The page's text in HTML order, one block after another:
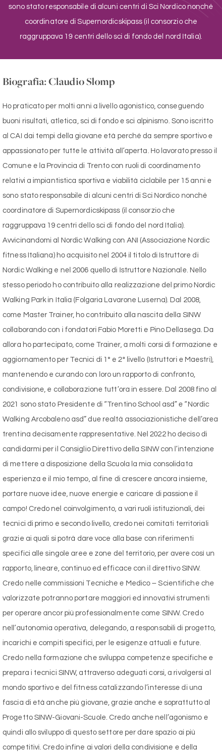
sono stato responsabile di alcuni centri di Sci Nordico nonché
coordinatore di Supernordicskipass (il consorzio che
raggruppava 19 centri dello sci di fondo del nord Italia).
Biografia: Claudio Slomp
Ho praticato per molti anni a livello agonistico, conseguendo
buoni risultati, atletica, sci di fondo e sci alpinismo. Sono iscritto
al CAI dai tempi della giovane età perché da sempre sportivo e
appassionato per tutte le attività all’aperta. Ho lavorato presso il
Comune e la Provincia di Trento con ruoli di coordinamento
relativi a impiantistica sportiva e viabilità ciclabile per 15 anni e
sono stato responsabile di alcuni centri di Sci Nordico nonché
coordinatore di Supernordicskipass (il consorzio che
raggruppava 19 centri dello sci di fondo del nord Italia).
Avvicinandomi al Nordic Walking con ANI (Associazione Nordic
fitness Italiana) ho acquisito nel 2004 il titolo di Istruttore di
Nordic Walking e nel 2006 quello di Istruttore Nazionale. Nello
stesso periodo ho contribuito alla realizzazione del primo Nordic
Walking Park in Italia (Folgaria Lavarone Luserna). Dal 2008,
come Master Trainer, ho contribuito alla nascita della SINW
collaborando con i fondatori Fabio Moretti e Pino Dellasega. Da
allora ho partecipato, come Trainer, a molti corsi di formazione e
aggiornamento per Tecnici di 1° e 2° livello (Istruttori e Maestri),
mantenendo e curando con loro un rapporto di confronto,
condivisione, e collaborazione tutt’ora in essere. Dal 2008 fino al
2021 sono stato Presidente di “Trentino School asd” e “Nordic
Walking Arcobaleno asd” due realtà associazionistiche dell’area
trentina decisamente rappresentative. Nel 2022 ho deciso di
candidarmi per il Consiglio Direttivo della SINW con l’intenzione
di mettere a disposizione della Scuola la mia consolidata
esperienza e il mio tempo, al fine di crescere ancora insieme,
portare nuove idee, nuove energie e caricare di passione il
campo! Credo nel coinvolgimento, a vari ruoli istituzionali, dei
tecnici di primo e secondo livello, credo nei comitati territoriali
grazie ai quali si potrà dare voce alla base con riferimenti
specifici alle singole aree e zone del territorio, per avere così un
rapporto, lineare, continuo ed efficace con il direttivo SINW.
Credo nelle commissioni Tecniche e Medico – Scientifiche che
valorizzate potranno portare maggiori ed innovativi strumenti
per operare ancor più professionalmente come SINW. Credo
nell’autonomia operativa, delegando, a responsabili di progetto,
incarichi e compiti specifici, per le esigenze attuali e future.
Credo nella formazione che sviluppa competenze specifiche e
prepara i tecnici SINW, attraverso adeguati corsi, a rivolgersi al
mondo sportivo e del fitness catalizzando l’interesse di una
fascia di età anche più giovane, grazie anche e soprattutto al
Progetto SINW-Giovani-Scuole. Credo anche nell’agonismo e
quindi allo sviluppo di questo settore per dare spazio ai più
competitivi. Credo infine ai valori della condivisione e della